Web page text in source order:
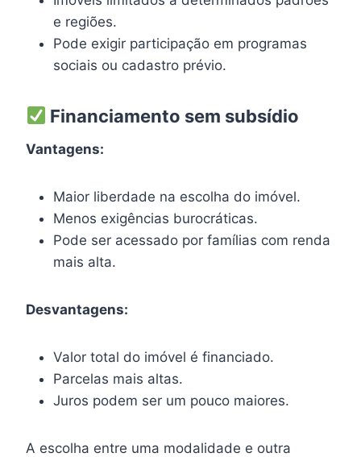
e regiões.
Pode exigir participação em programas
sociais ou cadastro prévio.
Financiamento sem subsídio
Vantagens:
Maior liberdade na escolha do imóvel.
Menos exigências burocráticas.
Pode ser acessado por famílias com renda
mais alta.
Desvantagens:
Valor total do imóvel é financiado.
Parcelas mais altas.
Juros podem ser um pouco maiores.
A escolha entre uma modalidade e outra